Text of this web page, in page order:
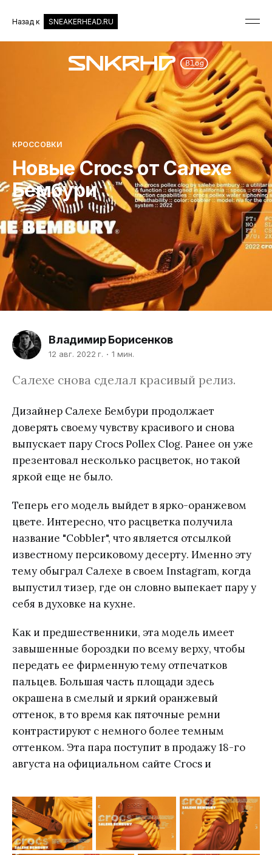
Назад к SNEAKERHEAD.RU
КРОССОВКИ
Новые Crocs от Салехе
Бембури
Владимир Борисенков
12 авг. 2022 г. 1 мин.
Салехе снова сделал красивый релиз.
Дизайнер Салехе Бембури продолжает
доверять своему чувству красивого и снова
выпускает пару Crocs Pollex Clog. Ранее он уже
презентовал несколько расцветок, но такой
яркой еще не было.
Теперь его модель выйдет в ярко-оранжевом
цвете. Интересно, что расцветка получила
название "Cobbler", что является отсылкой
известному персиковому десерту. Именно эту
тему обыграл Салехе в своем Instagram, когда
выпустил тизер, где он словно выпекает пару у
себя в духовке на кухне.
Как и предшественники, эта модель имеет
завышенные бороздки по всему верху, чтобы
передать ее фирменную тему отпечатков
пальцев. Большая часть площади здесь
окрашена в смелый и яркий оранжевый
оттенок, в то время как пяточные ремни
контрастируют с немного более темным
оттенком. Эта пара поступит в продажу 18-го
августа на официальном сайте Crocs и